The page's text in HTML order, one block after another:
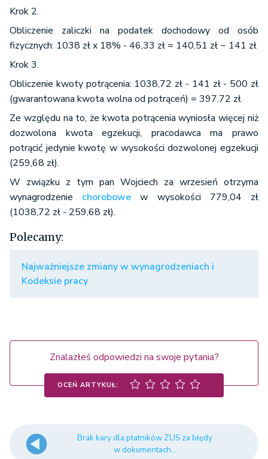
rent z tytułu
zaopatrzenia
emerytalnego
ubezpieczenia
społecznego
50%
(60%
1000
kwoty
nienależnie
pobranych
ubezpieczeń
społecznych, o
których mowa w
systemie
ubezpieczeń
zwłokę w ich
spłacie
kwoty
zasiłków
rodzinnych lub
Krok 2.
Obliczenie zaliczki na podatek dochodowy od osób
fizycznych: 1038 zł x 18% - 46,33 zł = 140,51 zł ~ 141 zł
Krok 3.
Obliczenie kwoty potrącenia: 1038,72 zł - 141 zł - 500 zł
(gwarantowana kwota wolna od potrąceń) = 397,72 zł
Ze względu na to, że kwota potrącenia wyniosła więcej niż
dozwolona kwota egzekucji, pracodawca ma prawo
potrącić jedynie kwotę w wysokości dozwolonej egzekucji
(259,68 zł).
W związku z tym pan Wojciech za wrzesień otrzyma
wynagrodzenie chorobowe w wysokości 779,04 zł
(1038,72 zł - 259,68 zł).
Polecamy:
Najważniejsze zmiany w wynagrodzeniach i
Kodeksie pracy
Znalazłeś odpowiedzi na swoje pytania?
OCEŃ ARTYKUŁ:
Brak kary dla płatników ZUS za błędy
w dokumentach...